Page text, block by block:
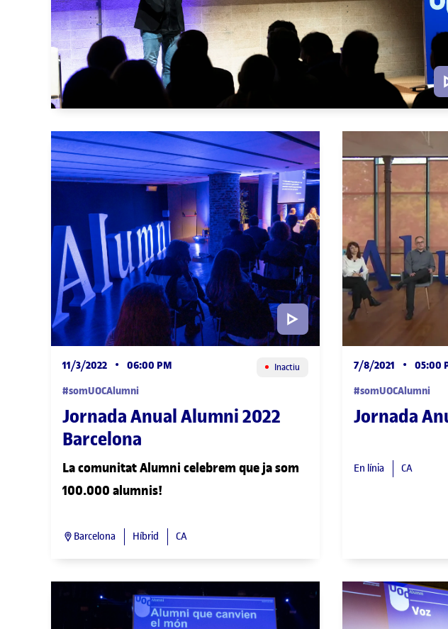
JORNADA ANUAL
11/3/2022 • 06:00 PM Inactiu
#somUOCAlumni
Jornada Anual Alumni 2022
Barcelona
La comunitat Alumni celebrem que ja som
100.000 alumnis!
Barcelona Híbrid CA
7/8/2021 • 05:00
#somUOCAlumni
Jornada
En línia CA
JORNADA ANUAL